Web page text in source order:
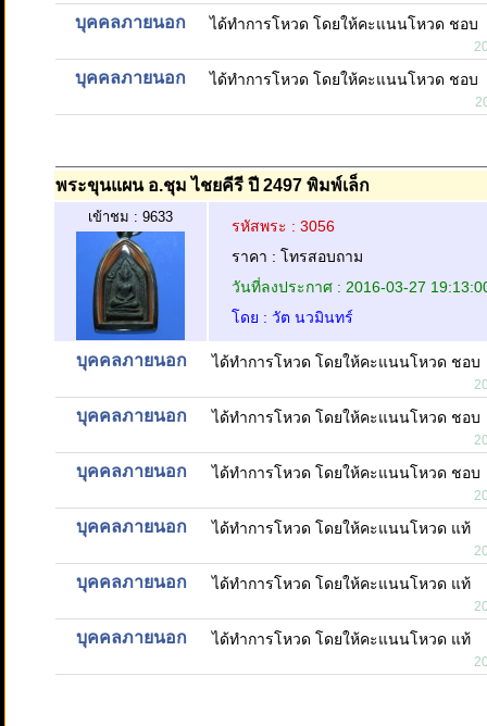
บุคคลภายนอก ได้ทำการโหวด โดยให้คะแนนโหวด ชอบ
บุคคลภายนอก ได้ทำการโหวด โดยให้คะแนนโหวด ชอบ
พระขุนแผน อ.ชุม ไชยคีรี ปี 2497 พิมพ์เล็ก
เข้าชม : 9633
รหัสพระ : 3056
ราคา : โทรสอบถาม
วันที่ลงประกาศ : 2016-03-27
โดย : วัต นวมินทร์
บุคคลภายนอก ได้ทำการโหวด โดยให้คะแนนโหวด ชอบ
บุคคลภายนอก ได้ทำการโหวด โดยให้คะแนนโหวด ชอบ
บุคคลภายนอก ได้ทำการโหวด โดยให้คะแนนโหวด ชอบ
บุคคลภายนอก ได้ทำการโหวด โดยให้คะแนนโหวด แท้
บุคคลภายนอก ได้ทำการโหวด โดยให้คะแนนโหวด แท้
บุคคลภายนอก ได้ทำการโหวด โดยให้คะแนนโหวด แท้